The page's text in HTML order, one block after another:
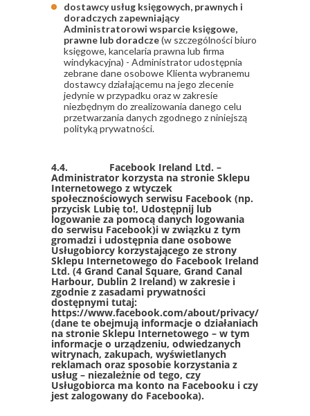
dostawcy usług księgowych, prawnych i
doradczych zapewniający
Administratorowi wsparcie księgowe,
prawne lub doradcze(w szczególności biuro
księgowe, kancelaria prawna lub firma
windykacyjna) - Administrator udostępnia
zebrane dane osobowe Klienta wybranemu
dostawcy działającemu na jego zlecenie
jedynie w przypadku oraz w zakresie
niezbędnym do zrealizowania danego celu
przetwarzania danych zgodnego z niniejszą
polityką prywatności.
4.4. Facebook Ireland Ltd. –
Administrator korzysta na stronie Sklepu
Internetowego z wtyczek
społecznościowych serwisu Facebook (np.
przycisk Lubię to!, Udostępnij lub
logowanie za pomocą danych logowania
do serwisu Facebook)i w związku z tym
gromadzi i udostępnia dane osobowe
Usługobiorcy korzystającego ze strony
Sklepu Internetowego do Facebook Ireland
Ltd. (4 Grand Canal Square, Grand Canal
Harbour, Dublin 2 Ireland) w zakresie i
zgodnie z zasadami prywatności
dostępnymi tutaj:
https://www.facebook.com/about/privacy/
(dane te obejmują informacje o działaniach
na stronie Sklepu Internetowego – w tym
informacje o urządzeniu, odwiedzanych
witrynach, zakupach, wyświetlanych
reklamach oraz sposobie korzystania z
usług – niezależnie od tego, czy
Usługobiorca ma konto na Facebooku i czy
jest zalogowany do Facebooka).